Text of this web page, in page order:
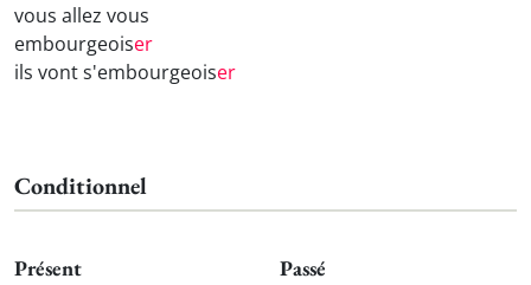
vous allez vous
embourgeoiser
ils vont s'embourgeoiser
Conditionnel
Présent Passé